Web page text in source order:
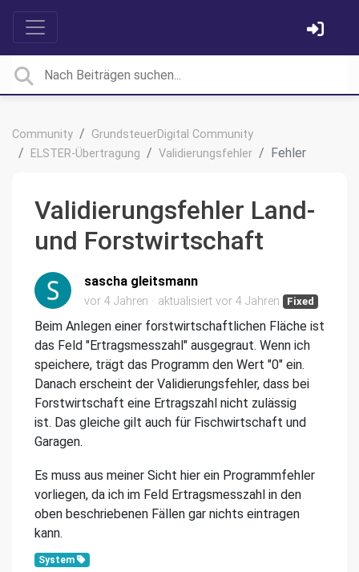
Community
GrundsteuerDigital Community
ELSTER-Übertragung
Validierungsfehler Fehler
Validierungsfehler Land-
und Forstwirtschaft
sascha gleitsmann
vor 4 Jahren aktualisiert vor 4 Jahren Fixed
Beim Anlegen einer forstwirtschaftlichen Fläche ist
das Feld "Ertragsmesszahl" ausgegraut. Wenn ich
speichere, trägt das Programm den Wert "0" ein.
Danach erscheint der Validierungsfehler, dass bei
Forstwirtschaft eine Ertragszahl nicht zulässig
ist. Das gleiche gilt auch für Fischwirtschaft und
Garagen.
Es muss aus meiner Sicht hier ein Programmfehler
vorliegen, da ich im Feld Ertragsmesszahl in den
oben beschriebenen Fällen gar nichts eintragen
kann.
System